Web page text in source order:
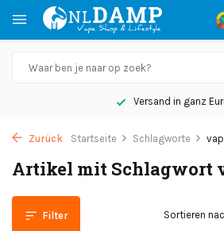
Versand in ganz
Zurück Startseite Schlagworte
Artikel mit Schlagwort
Filter Sortieren